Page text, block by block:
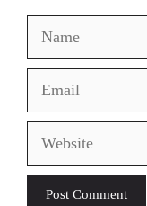
Name
Email
Website